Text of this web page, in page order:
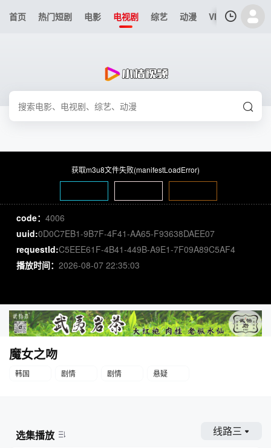
首页 热门短剧 电影 电视剧 综艺 动漫 VIP专区 今日
"魔女之吻"
清空
获取m3u8文件失败(manifestLoadError)
code：4006
uuid:0D0C7EB1-9B7F-4F41-AA65-F93638DAEE07
requestId:C5EEE61F-4B41-449B-A9E1-7F09A89C5AF4
播放时间：2026-08-07 22:35:03
魔女之吻
韩国 剧情 剧情 悬疑
选集播放 线路三